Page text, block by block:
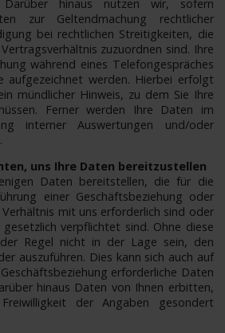
Darüber hinaus nutzen wir, sofern
zur Geltendmachung rechtlicher
bei rechtlichen Streitigkeiten, die
zuzuordnen sind. Ihre
während eines Telefongespräches
aufgezeichnet werden. Hierbei erfolgt
mündlicher Hinweis, zu dem Sie Ihre
Ferner werden Ihre Daten im
interner Auswertungen und/oder
uns Ihre Daten bereitzustellen
Daten bereitstellen, die für die
einer Geschäftsbeziehung oder
mit uns erforderlich sind oder
verpflichtet sind. Ohne diese
Regel nicht in der Lage sein, den
auszuführen. Dies kann sich auch auf
erforderliche Daten
hinaus Daten von Ihnen erbitten,
der Angaben gesondert